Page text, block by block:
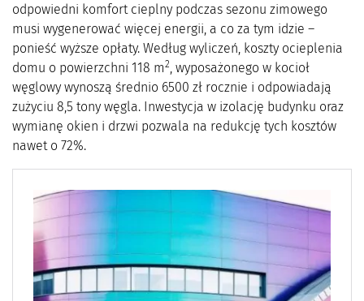
odpowiedni komfort cieplny podczas sezonu zimowego
musi wygenerować więcej energii, a co za tym idzie –
ponieść wyższe opłaty. Według wyliczeń, koszty ocieplenia
domu o powierzchni 118 m2 , wyposażonego w kocioł
węglowy wynoszą średnio 6500 zł rocznie i odpowiadają
zużyciu 8,5 tony węgla. Inwestycja w izolację budynku oraz
wymianę okien i drzwi pozwala na redukcję tych kosztów
nawet o 72%.